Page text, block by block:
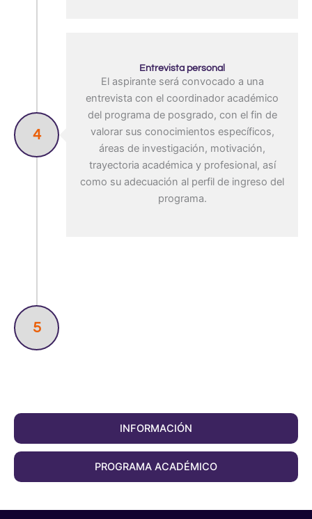
INFORMACIÓN
PROGRAMA ACADÉMICO
Entrevista personal
El aspirante será convocado a una
entrevista con el coordinador académico
del programa de posgrado, con el fin de
valorar sus conocimientos específicos,
áreas de investigación, motivación,
trayectoria académica y profesional, así
como su adecuación al perfil de ingreso del
programa.
4
5